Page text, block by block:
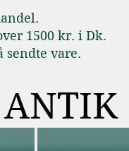
1500 kr. i Dk.
sendte vare.